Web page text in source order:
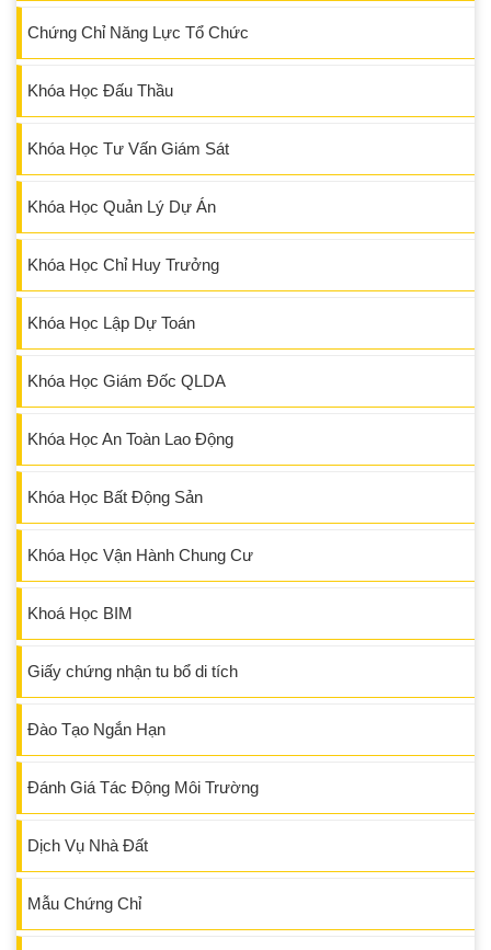
Chứng Chỉ Năng Lực Tổ Chức
Khóa Học Đấu Thầu
Khóa Học Tư Vấn Giám Sát
Khóa Học Quản Lý Dự Án
Khóa Học Chỉ Huy Trưởng
Khóa Học Lập Dự Toán
Khóa Học Giám Đốc QLDA
Khóa Học An Toàn Lao Động
Khóa Học Bất Động Sản
Khóa Học Vận Hành Chung Cư
Khoá Học BIM
Giấy chứng nhận tu bổ di tích
Đào Tạo Ngắn Hạn
Đánh Giá Tác Động Môi Trường
Dịch Vụ Nhà Đất
Mẫu Chứng Chỉ